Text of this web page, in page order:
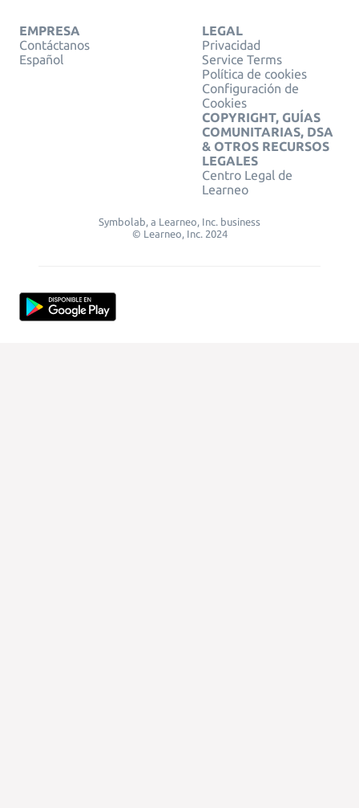
EMPRESA
Contáctanos
Español
LEGAL
Privacidad
Service Terms
Política de cookies
Configuración de
Cookies
COPYRIGHT, GUÍAS
COMUNITARIAS, DSA
& OTROS RECURSOS
LEGALES
Centro Legal de
Learneo
Symbolab, a Learneo, Inc. business
© Learneo, Inc. 2024